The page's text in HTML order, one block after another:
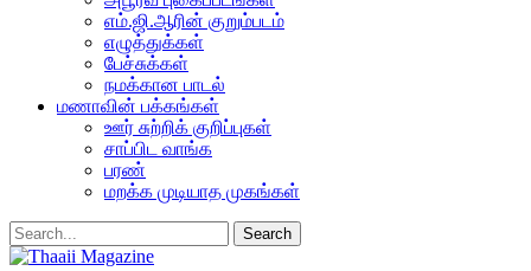
எம்.ஜி.ஆரின் குறும்படம்
எழுத்துக்கள்
பேச்சுக்கள்
நமக்கான பாடல்
மணாவின் பக்கங்கள்
ஊர் சுற்றிக் குறிப்புகள்
சாப்பிட வாங்க
பரண்
மறக்க முடியாத முகங்கள்